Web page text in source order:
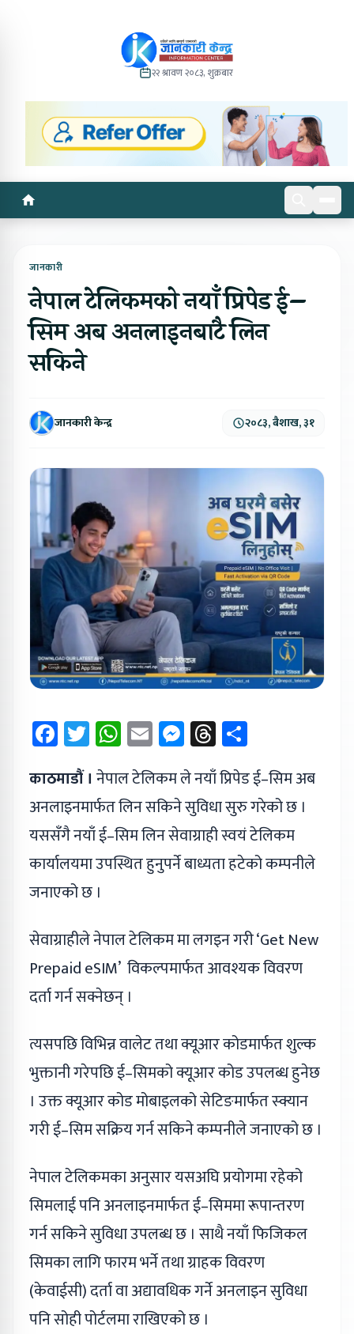
२२ श्रावण २०८३, शुक्रबार
जानकारी
नेपाल टेलिकमको नयाँ प्रिपेड ई–
सिम अब अनलाइनबाटै लिन
सकिने
जानकारी केन्द्र २०८३, बैशाख, ३१
Facebook
Twitter
WhatsApp
EmailMessenger
Threads
काठमाडौं । नेपाल टेलिकम ले नयाँ प्रिपेड ई–सिम अब
अनलाइनमार्फत लिन सकिने सुविधा सुरु गरेको छ ।
यससँगै नयाँ ई–सिम लिन सेवाग्राही स्वयं टेलिकम
कार्यालयमा उपस्थित हुनुपर्ने बाध्यता हटेको कम्पनीले
जनाएको छ ।
सेवाग्राहीले नेपाल टेलिकम मा लगइन गरी ‘Get New
Prepaid eSIM’ विकल्पमार्फत आवश्यक विवरण
दर्ता गर्न सक्नेछन् ।
त्यसपछि विभिन्न वालेट तथा क्यूआर कोडमार्फत शुल्क
भुक्तानी गरेपछि ई–सिमको क्यूआर कोड उपलब्ध हुनेछ
। उक्त क्यूआर कोड मोबाइलको सेटिङमार्फत स्क्यान
गरी ई–सिम सक्रिय गर्न सकिने कम्पनीले जनाएको छ ।
नेपाल टेलिकमका अनुसार यसअघि प्रयोगमा रहेको
सिमलाई पनि अनलाइनमार्फत ई–सिममा रूपान्तरण
गर्न सकिने सुविधा उपलब्ध छ । साथै नयाँ फिजिकल
सिमका लागि फारम भर्ने तथा ग्राहक विवरण
(केवाईसी) दर्ता वा अद्यावधिक गर्ने अनलाइन सुविधा
पनि सोही पोर्टलमा राखिएको छ ।